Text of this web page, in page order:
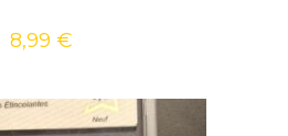
8,99 €